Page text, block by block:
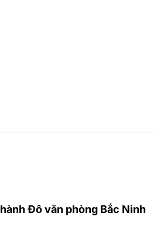
Đô văn phòng Bắc Ninh